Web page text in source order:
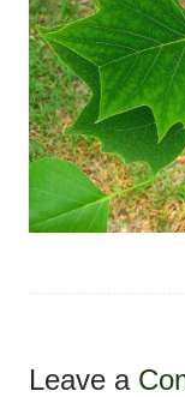
Leave a